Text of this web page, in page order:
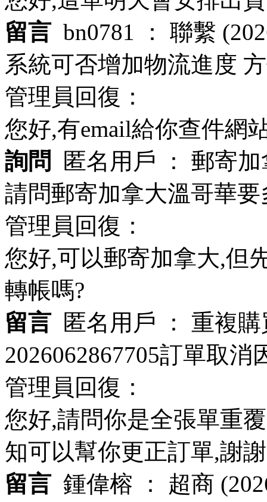
留言 bn0781 ： 聯繫
系統可否增加物流進度
管理員回復：
您好,有email給你查件網
詢問
匿名用戶 ： 郵寄加
請問郵寄加拿大溫哥華
管理員回復：
您好,可以郵寄加拿大,但
轉帳嗎?
留言 匿名用戶 ： 重複購
2026062867705訂單取消
管理員回復：
您好,請問你是全張單重
知可以幫你更正訂單,謝
留言 鍾偉榕 ： 超商